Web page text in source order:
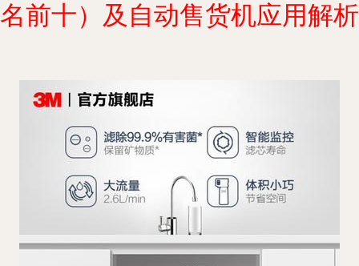
名前十）及自动售货机应用解析